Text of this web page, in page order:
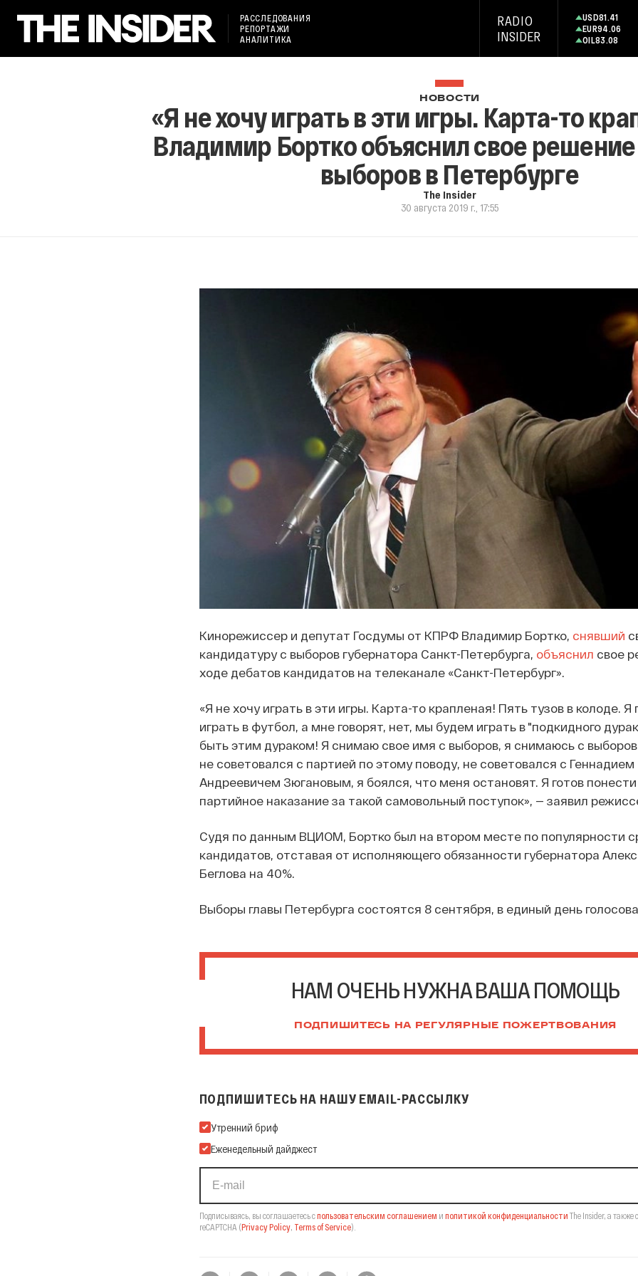
РАССЛЕДОВАНИЯ
РЕПОРТАЖИ
АНАЛИТИКА
RADIO
INSIDER
USD81.41
EUR94.06
OIL83.08
НОВОСТИ
«Я не хочу играть в эти игры. Карта-то
Владимир Бортко объяснил свое решение
выборов в Петербурге
The Insider
30 августа 2019 г., 17:55
Кинорежиссер и депутат Госдумы от КПРФ Владимир Бортко, снявший
кандидатуру с выборов губернатора Санкт-Петербурга, объяснил свое
ходе дебатов кандидатов на телеканале «Санкт-Петербург».
«Я не хочу играть в эти игры. Карта-то крапленая! Пять тузов в колоде.
играть в футбол, а мне говорят, нет, мы будем играть в "подкидного
быть этим дураком! Я снимаю свое имя с выборов, я снимаюсь с
не советовался с партией по этому поводу, не советовался с Геннадием
Андреевичем Зюгановым, я боялся, что меня остановят. Я готов
партийное наказание за такой самовольный поступок», — заявил
Судя по данным ВЦИОМ, Бортко был на втором месте по популярности
кандидатов, отставая от исполняющего обязанности губернатора
Беглова на 40%.
Выборы главы Петербурга состоятся 8 сентября, в единый день
НАМ ОЧЕНЬ НУЖНА ВАША ПОМОЩЬ
ПОДПИШИТЕСЬ НА РЕГУЛЯРНЫЕ ПОЖЕРТВОВАНИЯ
ПОДПИШИТЕСЬ НА НАШУ EMAIL-РАССЫЛКУ
Подпишитесь на нашу Email-рассылку
Утренний бриф
Еженедельный дайджест
Подписываясь, вы соглашаетесь спользовательским соглашением и политикой конфиденциальности The Insider, а также
reCAPTCHA (Privacy Policy, Terms of Service).